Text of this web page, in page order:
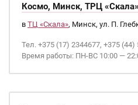
Космо, Минск, ТРЦ «Скала»
в ТЦ «Скала», Минск, ул. П.
Тел. +375 (17) 2344677, +375 (44)
Время работы: ПН-ВС 10:00 —